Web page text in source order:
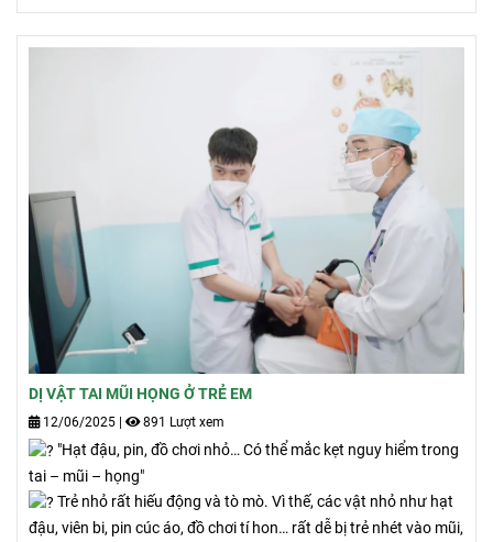
DỊ VẬT TAI MŨI HỌNG Ở TRẺ EM
12/06/2025 891 Lượt xem
"Hạt đậu, pin, đồ chơi nhỏ… Có thể mắc kẹt nguy hiểm trong
tai – mũi – họng"
Trẻ nhỏ rất hiếu động và tò mò. Vì thế, các vật nhỏ như hạt
đậu, viên bi, pin cúc áo, đồ chơi tí hon… rất dễ bị trẻ nhét vào mũi,